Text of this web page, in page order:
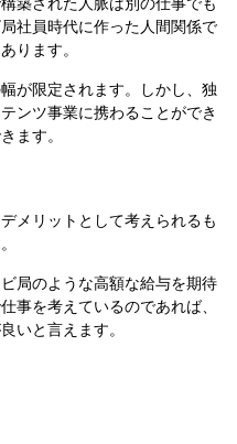
築された人脈は別の仕事でも
社員時代に作った人間関係で
ります。
が限定されます。しかし、独
ンツ事業に携わることができ
ます。
メリットとして考えられるも
局のような高額な給与を期待
事を考えているのであれば、
いと言えます。